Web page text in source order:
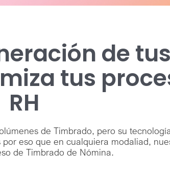
de tus
tus
RH
de Timbrado, pero su
eso que en cualquiera modaliad,
de Timbrado de Nómina.